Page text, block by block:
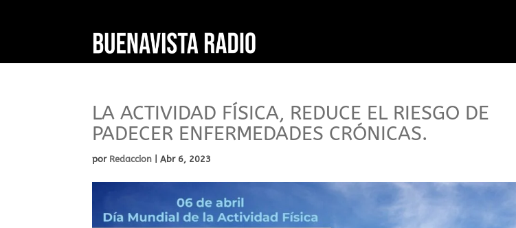
LA ACTIVIDAD FÍSICA, REDUCE EL RIESGO DE
PADECER ENFERMEDADES CRÓNICAS.
por Redaccion |Abr 6, 2023